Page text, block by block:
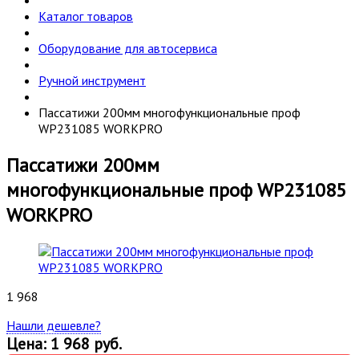
Каталог товаров
Оборудование для автосервиса
Ручной инструмент
Пассатижи 200мм многофункциональные проф
WP231085 WORKPRO
Пассатижи 200мм
многофункциональные проф WP231085
WORKPRO
1 968
Нашли дешевле?
Цена: 1 968 руб.